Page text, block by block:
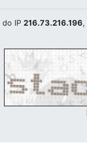
do IP 216.73.216.196,